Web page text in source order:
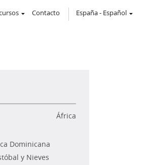
Contacto España- Español
África
Dominicana
y Nieves